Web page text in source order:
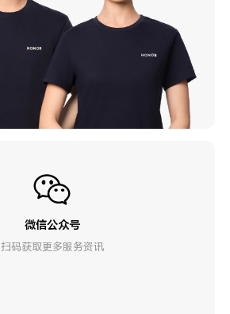
微信公众号
扫码获取更多服务资讯